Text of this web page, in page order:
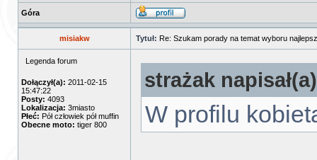
Góra
misiakw Tytuł: Re: Szukam porady na temat wyboru
Legenda forum
Dołączył(a): 2011-02-15
15:47:22
Posty: 4093
Lokalizacja: 3miasto
Płeć: Pół człowiek pół muffin
Obecne moto: tiger 800
strażak
W profilu